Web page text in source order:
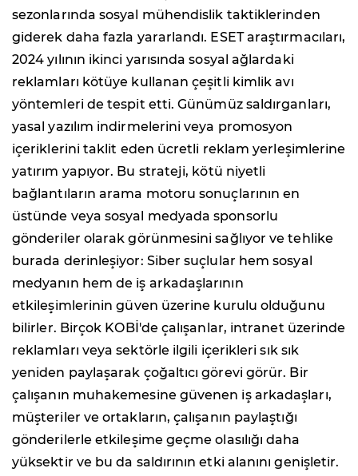
sezonlarında sosyal mühendislik taktiklerinden
giderek daha fazla yararlandı. ESET araştırmacıları,
2024 yılının ikinci yarısında sosyal ağlardaki
reklamları kötüye kullanan çeşitli kimlik avı
yöntemleri de tespit etti. Günümüz saldırganları,
yasal yazılım indirmelerini veya promosyon
içeriklerini taklit eden ücretli reklam yerleşimlerine
yatırım yapıyor. Bu strateji, kötü niyetli
bağlantıların arama motoru sonuçlarının en
üstünde veya sosyal medyada sponsorlu
gönderiler olarak görünmesini sağlıyor ve tehlike
burada derinleşiyor: Siber suçlular hem sosyal
medyanın hem de iş arkadaşlarının
etkileşimlerinin güven üzerine kurulu olduğunu
bilirler. Birçok KOBİ'de çalışanlar, intranet üzerinde
reklamları veya sektörle ilgili içerikleri sık sık
yeniden paylaşarak çoğaltıcı görevi görür. Bir
çalışanın muhakemesine güvenen iş arkadaşları,
müşteriler ve ortakların, çalışanın paylaştığı
gönderilerle etkileşime geçme olasılığı daha
yüksektir ve bu da saldırının etki alanını genişletir.